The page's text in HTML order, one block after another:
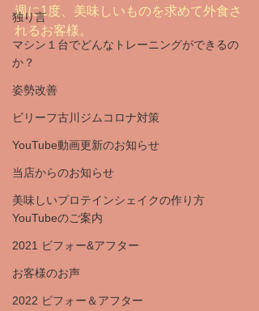
独り言
マシン１台でどんなトレーニングができるの
か？
姿勢改善
ビリーフ古川ジムコロナ対策
YouTube動画更新のお知らせ
当店からのお知らせ
美味しいプロテインシェイクの作り方
YouTubeのご案内
2021 ビフォー&アフター
お客様のお声
2022 ビフォー＆アフター
週に1度、美味しいものを求めて外食さ
れるお客様。